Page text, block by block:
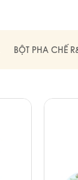
BỘT PHA CHẾ